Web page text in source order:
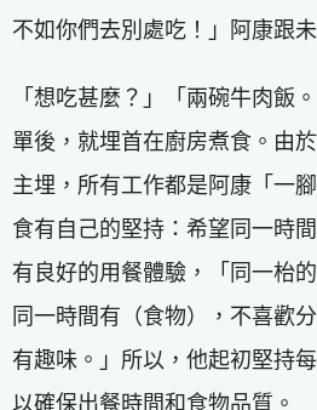
不如你們去別處吃！」阿康跟
「想吃甚麼？」「兩碗牛肉飯
單後，就埋首在廚房煮食。由於
主埋，所有工作都是阿康「一
食有自己的堅持：希望同一時
有良好的用餐體驗，「同一枱
同一時間有（食物），不喜歡
有趣味。」所以，他起初堅持
以確保出餐時間和食物品質。